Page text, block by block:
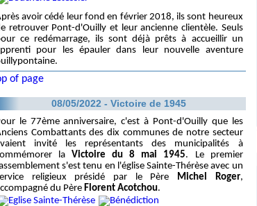
avoir cédé leur fond en février 2018, ils sont heureux
retrouver Pont-d'Ouilly et leur ancienne clientèle. Seuls
ce redémarrage, ils sont déjà prêts à accueillir un
pour les épauler dans leur nouvelle aventure
of page
08/05/2022 - Victoire de 1945
le 77ème anniversaire, c'est à Pont-d'Ouilly que les
Combattants des dix communes de notre secteur
invité les représentants des municipalités à
laVictoire du 8 mai 1945. Le premier
s'est tenu en l'église Sainte-Thérèse avec un
religieux présidé par le Père Michel Roger,
du Père Florent Acotchou.